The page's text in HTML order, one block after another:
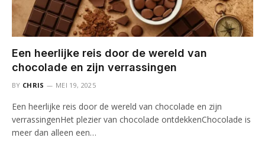
Een heerlijke reis door de wereld van
chocolade en zijn verrassingen
BY CHRIS MEI 19, 2025
Een heerlijke reis door de wereld van chocolade en zijn
verrassingenHet plezier van chocolade ontdekkenChocolade is
meer dan alleen een…